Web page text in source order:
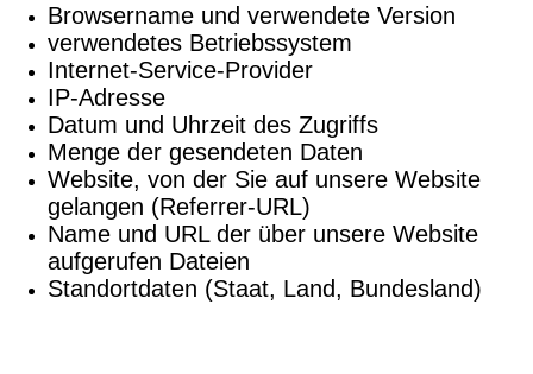
Browsername und verwendete Version
verwendetes Betriebssystem
Internet-Service-Provider
IP-Adresse
Datum und Uhrzeit des Zugriffs
Menge der gesendeten Daten
Website, von der Sie auf unsere Website
gelangen (Referrer-URL)
Name und URL der über unsere Website
aufgerufen Dateien
Standortdaten (Staat, Land, Bundesland)